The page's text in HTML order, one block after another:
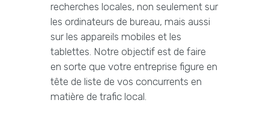
recherches locales, non seulement sur
les ordinateurs de bureau, mais aussi
sur les appareils mobiles et les
tablettes. Notre objectif est de faire
en sorte que votre entreprise figure en
tête de liste de vos concurrents en
matière de trafic local.